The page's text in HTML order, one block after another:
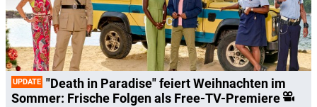
UPDATE "Death in Paradise" feiert Weihnachten im
Sommer: Frische Folgen als Free-TV-Premiere